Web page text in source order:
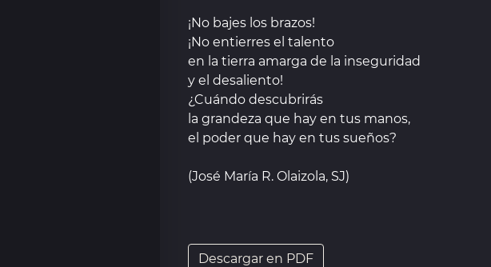
¡No bajes los brazos!
¡No entierres el talento
en la tierra amarga de la inseguridad
y el desaliento!
¿Cuándo descubrirás
la grandeza que hay en tus manos,
el poder que hay en tus sueños?
(José María R. Olaizola, SJ)
Descargar en PDF